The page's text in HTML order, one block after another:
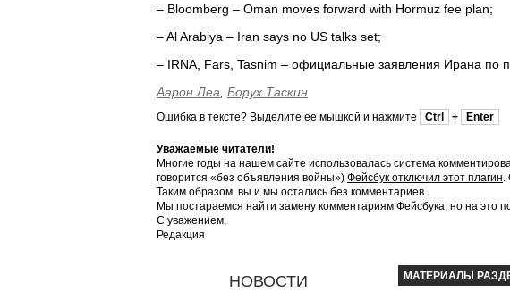
– Bloomberg – Oman moves forward with Hormuz fee plan;
– Al Arabiya – Iran says no US talks set;
– IRNA, Fars, Tasnim – официальные заявления Ирана по
Аарон Леа Борух Таскин
Ошибка в тексте? Выделите ее мышкой и нажмите Ctrl + Enter
Уважаемые читатели!
Многие годы на нашем сайте использовалась система
говорится «без объявления войны») Фейсбук отключил этот плагин.
Таким образом, вы и мы остались без комментариев.
Мы постараемся найти замену комментариям Фейсбука, но на это
С уважением,
Редакция
НОВОСТИ МАТЕРИАЛЫ